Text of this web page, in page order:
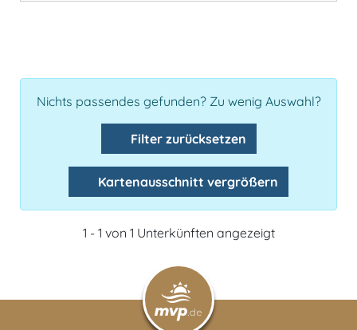
Nichts passendes gefunden? Zu wenig Auswahl?
Filter zurücksetzen
Kartenausschnitt vergrößern
1 - 1 von 1 Unterkünften angezeigt